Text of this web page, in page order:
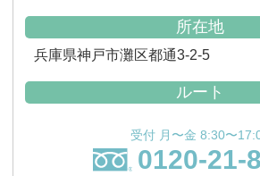
所在地
兵庫県神戸市灘区都通3-2-5
ルート
受付 月〜金 8:30〜
0120-21-